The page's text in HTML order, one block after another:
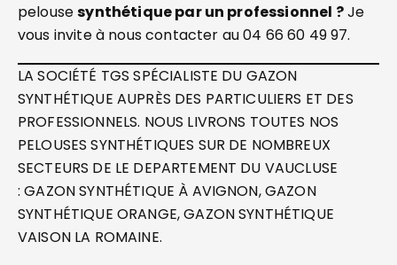
pelousesynthétique par un professionnel ?Je
vous invite à nous contacter au 04 66 60 49 97.
LA SOCIÉTÉ TGS SPÉCIALISTE DU GAZON
SYNTHÉTIQUE AUPRÈS DES PARTICULIERS ET DES
PROFESSIONNELS. NOUS LIVRONS TOUTES NOS
PELOUSES SYNTHÉTIQUES SUR DE NOMBREUX
SECTEURS DE LE DEPARTEMENT DU VAUCLUSE
: GAZON SYNTHÉTIQUE À AVIGNON, GAZON
SYNTHÉTIQUE ORANGE, GAZON SYNTHÉTIQUE
VAISON LA ROMAINE.